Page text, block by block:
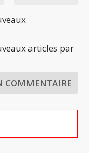
articles par